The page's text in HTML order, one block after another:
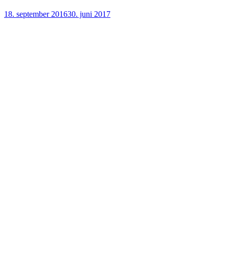
18. september 201630. juni 2017